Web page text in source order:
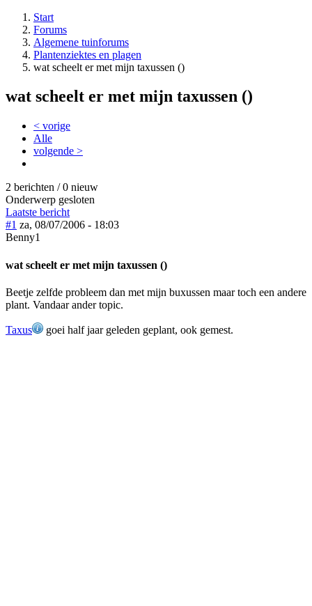
Start
Forums
Algemene tuinforums
Plantenziektes en plagen
wat scheelt er met mijn taxussen ()
wat scheelt er met mijn taxussen ()
< vorige
Alle
volgende >
2 berichten / 0 nieuw
Onderwerp gesloten
Laatste bericht
#1 za, 08/07/2006 - 18:03
Benny1
wat scheelt er met mijn taxussen ()
Beetje zelfde probleem dan met mijn buxussen maar toch een andere
plant. Vandaar ander topic.
Taxus goei half jaar geleden geplant, ook gemest.